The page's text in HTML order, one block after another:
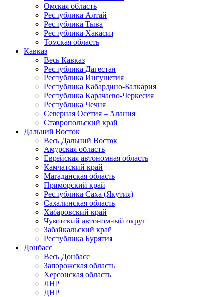
Омская область
Республика Алтай
Республика Тыва
Республика Хакасия
Томская область
Кавказ
Весь Кавказ
Республика Дагестан
Республика Ингушетия
Республика Кабардино-Балкария
Республика Карачаево-Черкесия
Республика Чечня
Северная Осетия – Алания
Ставропольский край
Дальний Восток
Весь Дальний Восток
Амурская область
Еврейская автономная область
Камчатский край
Магаданская область
Приморский край
Республика Саха (Якутия)
Сахалинская область
Хабаровский край
Чукотский автономный округ
Забайкальский край
Республика Бурятия
Донбасс
Весь Донбасс
Запорожская область
Херсонская область
ЛНР
ДНР